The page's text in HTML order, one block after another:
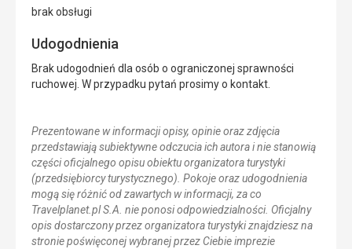
brak obsługi
Udogodnienia
Brak udogodnień dla osób o ograniczonej sprawności
ruchowej. W przypadku pytań prosimy o kontakt.
Prezentowane w informacji opisy, opinie oraz zdjęcia
przedstawiają subiektywne odczucia ich autora i nie stanowią
części oficjalnego opisu obiektu organizatora turystyki
(przedsiębiorcy turystycznego). Pokoje oraz udogodnienia
mogą się różnić od zawartych w informacji, za co
Travelplanet.pl S.A. nie ponosi odpowiedzialności. Oficjalny
opis dostarczony przez organizatora turystyki znajdziesz na
stronie poświęconej wybranej przez Ciebie imprezie